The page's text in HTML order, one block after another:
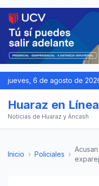
jueves, 6 de agosto de
Huaraz en Línea
Noticias de Huaraz y Áncash
Inicio › Policiales ›